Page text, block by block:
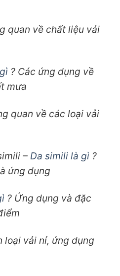
quan về chất liệu vải
? Các ứng dụng về
mưa
quan về các loại vải
– Da simili là gì ?
ứng dụng
? Ứng dụng và đặc
loại vải nỉ, ứng dụng